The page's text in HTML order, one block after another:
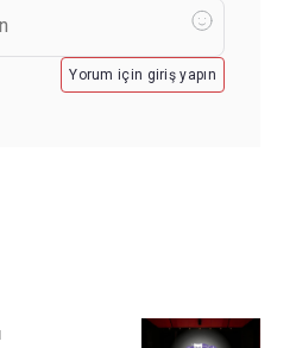
Yorum için giriş yapın